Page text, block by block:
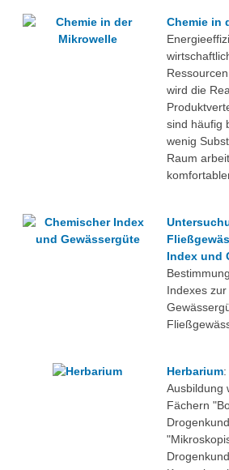
Weihnachtsgalenik Chemie in
wird die
sind häufig
wenig
Raum
Index und
Indexes
Herbarium
Ausbildung
Fächern